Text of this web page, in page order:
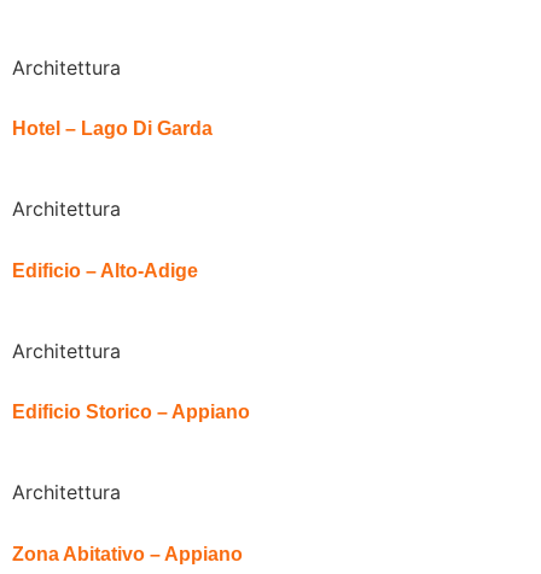
Architettura
Hotel – Lago Di Garda
Architettura
Edificio – Alto-Adige
Architettura
Edificio Storico – Appiano
Architettura
Zona Abitativo – Appiano